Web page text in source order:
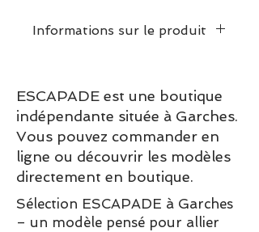
Informations sur le produit
pointure habituelle.
Dessus/Tige : Cuir
Doublure : Cuir
Semelle intérieure : Cuir
Semelle extérieure : Gomme
ESCAPADE est une boutique
indépendante située à Garches.
Vous pouvez commander en
ligne ou découvrir les modèles
directement en boutique.
Sélection ESCAPADE à Garches
– un modèle pensé pour allier